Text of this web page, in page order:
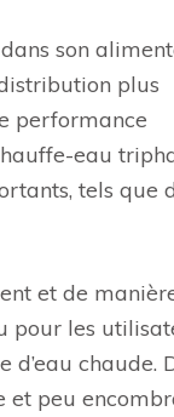
son
plus
performance
eau
tels que
et de
pour les
d’eau chaude.
et peu